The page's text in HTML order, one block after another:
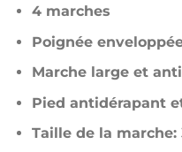
4 marches
Poignée
Marche large et
Pied antidérapant
Taille de la marche: